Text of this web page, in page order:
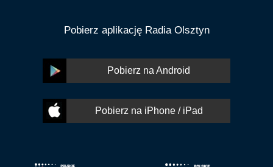
Pobierz aplikację Radia Olsztyn
Pobierz na Android
Pobierz na iPhone / iPad